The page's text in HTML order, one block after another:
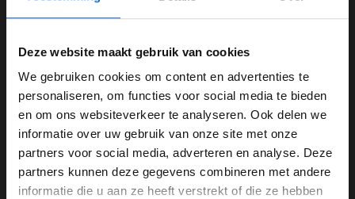
Deze website maakt gebruik van cookies
We gebruiken cookies om content en advertenties te
personaliseren, om functies voor social media te bieden
en om ons websiteverkeer te analyseren. Ook delen we
informatie over uw gebruik van onze site met onze
partners voor social media, adverteren en analyse. Deze
partners kunnen deze gegevens combineren met andere
informatie die u aan ze heeft verstrekt of die ze hebben
regendruppels schudde de verhoudingen door elkaar.
anderhalve seconde sneller dan zijn teamgenoot
Esteban Ocon, die als zevende zal starten.
WELKOM BIJ GRAND PRIX RADIO
Ben je 24 jaar of ouder?
Pas je advertentie instellingen aan en klik hieronder om
door te gaan naar de website!